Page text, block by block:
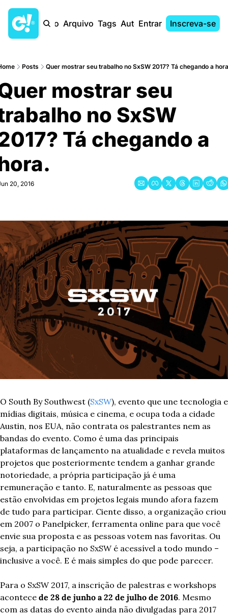
Início Arquivo Tags AutoresEntrar Inscreva-se
Posts Quer mostrar seu trabalho no SxSW 2017? Tá chegando a
mostrar seu
no SxSW
Tá chegando a
20, 2016
O South By Southwest (SxSW), evento que une tecnologia e
mídias digitais, música e cinema, e ocupa toda a cidade
Austin, nos EUA, não contrata os palestrantes nem as
bandas do evento. Como é uma das principais
plataformas de lançamento na atualidade e revela muitos
projetos que posteriormente tendem a ganhar grande
notoriedade, a própria participação já é uma
remuneração e tanto. E, naturalmente as pessoas que
estão envolvidas em projetos legais mundo afora fazem
de tudo para participar. Ciente disso, a organização criou
em 2007 o Panelpicker, ferramenta online para que você
envie sua proposta e as pessoas votem nas favoritas. Ou
seja, a participação no SxSW é acessível a todo mundo –
inclusive a você. E é mais simples do que pode parecer.
Para o SxSW 2017, a inscrição de palestras e workshops
acontece de 28 de junho a 22 de julho de 2016. Mesmo
com as datas do evento ainda não divulgadas para 2017